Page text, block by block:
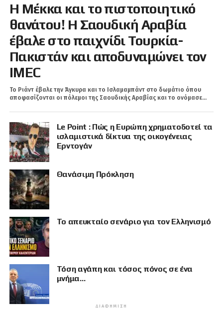
Η Μέκκα και το πιστοποιητικό
θανάτου! Η Σαουδική Αραβία
έβαλε στο παιχνίδι Τουρκία-
Πακιστάν και αποδυναμώνει τον
IMEC
Το Ριάντ έβαλε την Άγκυρα και τo Ισλαμαμπάντ στο δωμάτιο όπου
αποφασίζονται οι πόλεμοι της Σαουδικής Αραβίας και το ονόμασε...
Le Point : Πώς η Ευρώπη χρηματοδοτεί τα
ισλαμιστικά δίκτυα της οικογένειας
Ερντογάν
Θανάσιμη Πρόκληση
Το απευκταίο σενάριο για τον Ελληνισμό
Τόση αγάπη και τόσος πόνος σε ένα
μνήμα…
ΔΙΑΦΉΜΙΣΗ